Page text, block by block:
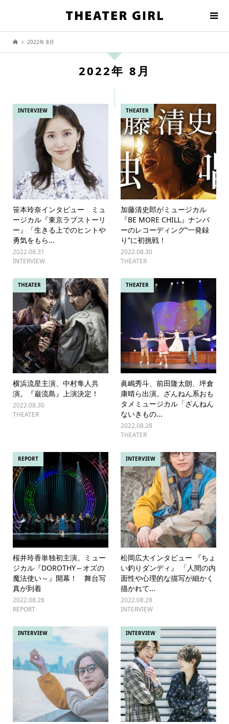
2022年 8月
2022年 8月
INTERVIEW
笹本玲奈インタビュー ミュ
ージカル『東京ラブストーリ
ー』「生きる上でのヒントや
勇気をもら...
2022.08.31
INTERVIEW
THEATER
加藤清史郎がミュージカル
『BE MORE CHILL』ナンバ
ーのレコーディング“一発録
り”に初挑戦！
2022.08.30
THEATER
THEATER
横浜流星主演、中村隼人共
演。『巌流島』上演決定！
2022.08.30
THEATER
THEATER
眞嶋秀斗、前田隆太朗、坪倉
康晴ら出演。ざんねん系おも
タメミュージカル「ざんねん
ないきもの...
2022.08.28
THEATER
REPORT
桜井玲香単独初主演。ミュー
ジカル『DOROTHY～オズの
魔法使い～』開幕！ 舞台写
真が到着
2022.08.28
REPORT
INTERVIEW
松岡広大インタビュー 『ちょ
い釣りダンディ』 「人間の内
面性や心理的な描写が細かく
描かれて...
2022.08.28
INTERVIEW
INTERVIEW INTERVIEW